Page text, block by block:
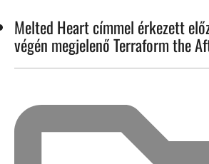
Melted Heart címmel érkezett
végén megjelenő Terraform the